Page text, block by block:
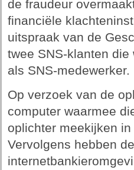
de fraudeur
financiële
uitspraak van de
twee SNS-klanten
als SNS-medewerker.
Op verzoek van de
computer waarmee
oplichter meekijken
Vervolgens hebben